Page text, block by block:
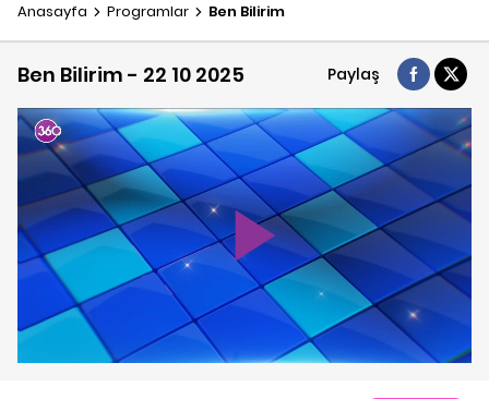
Anasayfa Programlar Ben Bilirim
Ben Bilirim - 22 10 2025 Paylaş
Play
Video